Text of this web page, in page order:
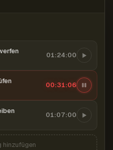
01:24:00
00:31:07
01:07:00
hinzufügen